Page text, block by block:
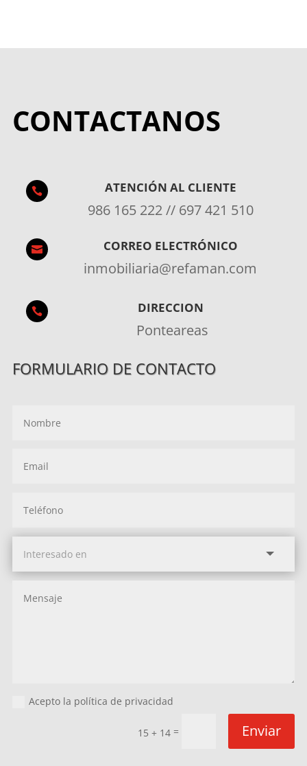
CONTACTANOS
 ATENCIÓN AL CLIENTE
986 165 222 // 697 421 510
 CORREO ELECTRÓNICO
inmobiliaria@refaman.com
 DIRECCION
Ponteareas
FORMULARIO DE CONTACTO
Acepto la política de privacidad
15 + 14 = Enviar